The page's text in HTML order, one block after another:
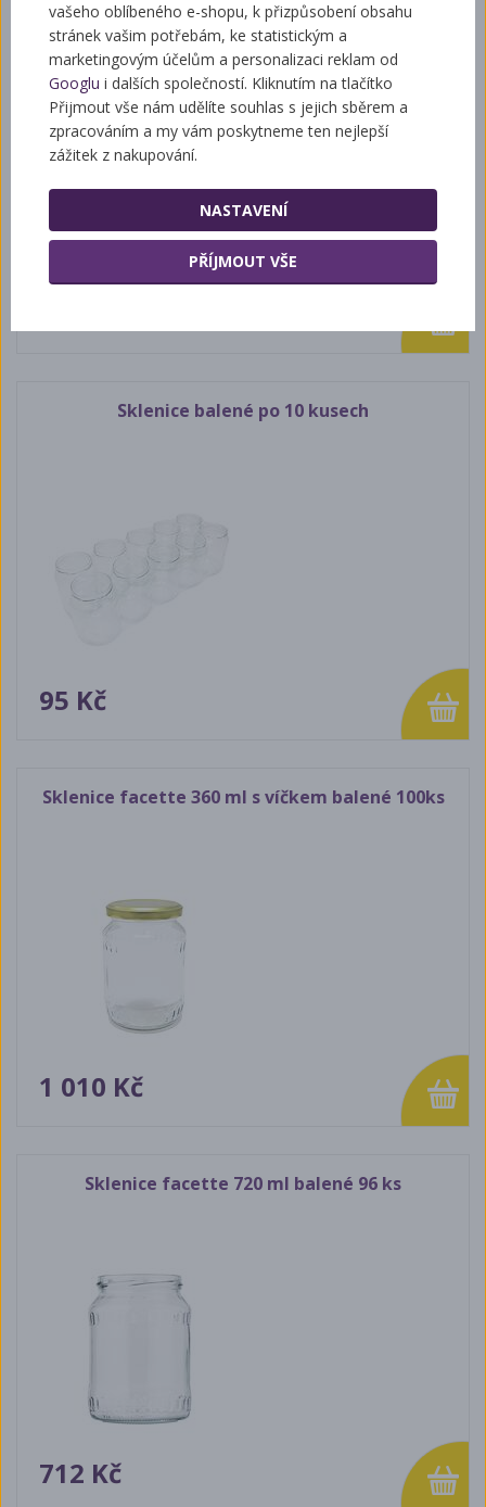
Sklenice 720 ml Facette
Sklenice balené po 10 kusech
95 Kč
Sklenice facette 360 ml s víčkem balené 100ks
1 010 Kč
Sklenice facette 720 ml balené 96 ks
712 Kč
vašeho oblíbeného e-shopu, k přizpůsobení obsahu
stránek vašim potřebám, ke statistickým a
marketingovým účelům a personalizaci reklam od
Googlu i dalších společností. Kliknutím na tlačítko
Přijmout vše nám udělíte souhlas s jejich sběrem a
zpracováním a my vám poskytneme ten nejlepší
zážitek z nakupování.
NASTAVENÍ
PŘÍJMOUT VŠE